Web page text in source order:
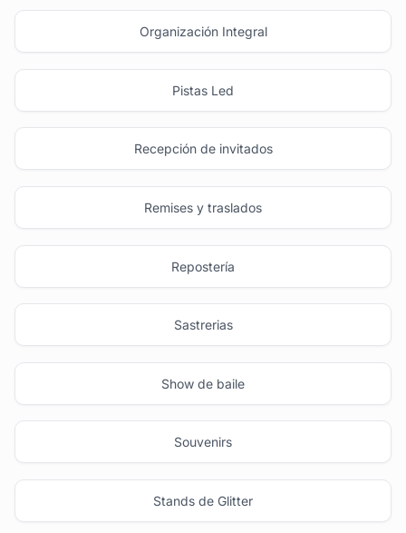
Organización Integral
Pistas Led
Recepción de invitados
Remises y traslados
Repostería
Sastrerias
Show de baile
Souvenirs
Stands de Glitter